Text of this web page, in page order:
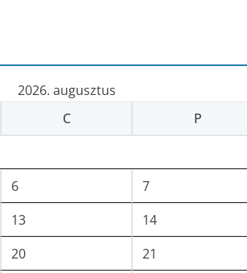
2026. augusztus
C P
6 7
13 14
20 21